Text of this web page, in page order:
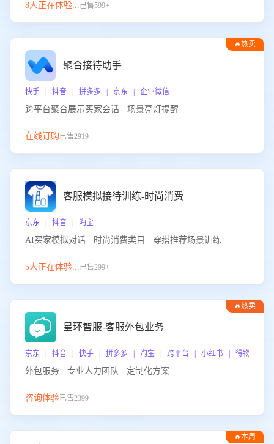
8人正在体验...已售599+
🔥热卖
聚合接待助手
快手 | 抖音 | 拼多多 | 京东 | 企业微信
跨平台聚合展示买家会话 · 场景亮灯提醒
在线订购已售2919+
客服模拟接待训练-时尚消费
京东 | 抖音 | 淘宝
AI买家模拟对话 · 时尚消费类目 · 穿搭推荐场景训练
5人正在体验...已售299+
🔥热卖
星环智服-客服外包业务
京东 | 抖音 | 快手 | 拼多多 | 淘宝 | 跨平台 | 小红书 | 得物 | 企
外包服务 · 专业人力团队 · 定制化方案
咨询体验已售2399+
🔥本周